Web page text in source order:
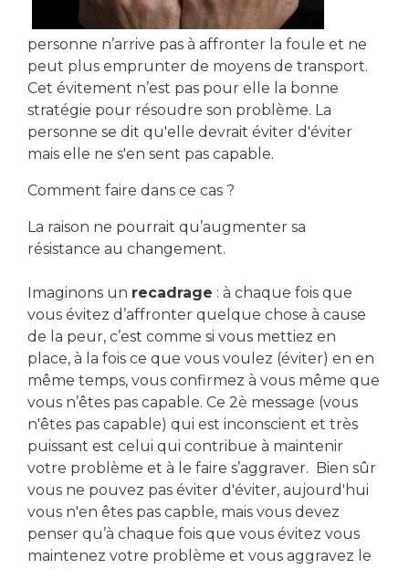
personne n’arrive pas à affronter la foule et ne
peut plus emprunter de moyens de transport.
Cet évitement n’est pas pour elle la bonne
stratégie pour résoudre son problème. La
personne se dit qu'elle devrait éviter d'éviter
mais elle ne s'en sent pas capable.
Comment faire dans ce cas ?
La raison ne pourrait qu’augmenter sa
résistance au changement.
Imaginons un recadrage : à chaque fois que
vous évitez d’affronter quelque chose à cause
de la peur, c’est comme si vous mettiez en
place, à la fois ce que vous voulez (éviter) en en
même temps, vous confirmez à vous même que
vous n’êtes pas capable. Ce 2è message (vous
n'êtes pas capable) qui est inconscient et très
puissant est celui qui contribue à maintenir
votre problème et à le faire s’aggraver. Bien sûr
vous ne pouvez pas éviter d'éviter, aujourd'hui
vous n'en êtes pas capble, mais vous devez
penser qu’à chaque fois que vous évitez vous
maintenez votre problème et vous aggravez le